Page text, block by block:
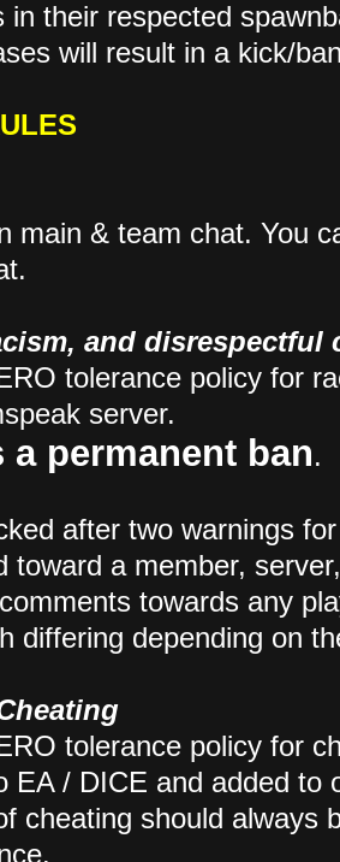
in their respected
will result in a kick/
main & team chat. You
and disrespectful
tolerance policy for
server.
a permanent ban.
after two warnings
toward a member,
towards any
differing depending on
tolerance policy for
EA / DICE and added to
cheating should always